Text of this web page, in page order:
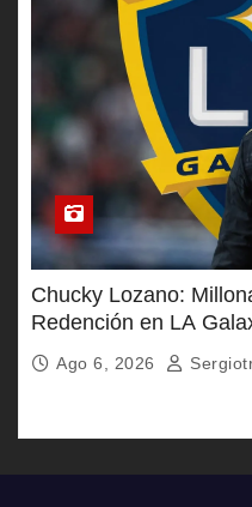
Chucky Lozano:
Redención en LA
Ago 6, 2026